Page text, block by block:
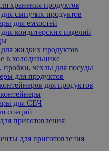
хранения продуктов
сыпучих продуктов
для емкостей
кондитерских изделий
жидких продуктов
в холодильнике
чехлы для посуды
для продуктов
для продуктов
для СВЧ
специй
приготовления
для приготовления